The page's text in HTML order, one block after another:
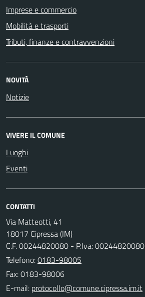
Imprese e commercio
Mobilità e trasporti
Tributi, finanze e contravvenzioni
NOVITÀ
Notizie
VIVERE IL COMUNE
Luoghi
Eventi
CONTATTI
Via Matteotti, 41
18017 Cipressa (IM)
C.F. 00244820080 - P.Iva: 00244820080
Telefono:0183-98005
Fax: 0183-98006
E-mail: